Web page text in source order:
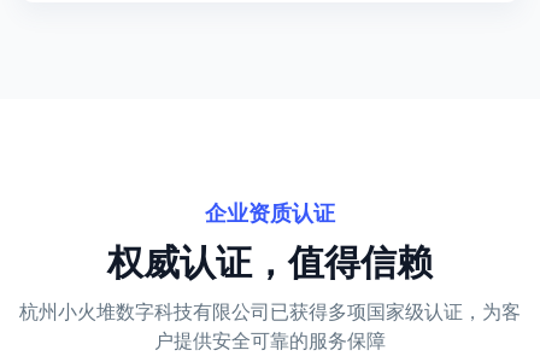
企业资质认证
权威认证，值得信赖
杭州小火堆数字科技有限公司已获得多项国家级认证，为客
户提供安全可靠的服务保障